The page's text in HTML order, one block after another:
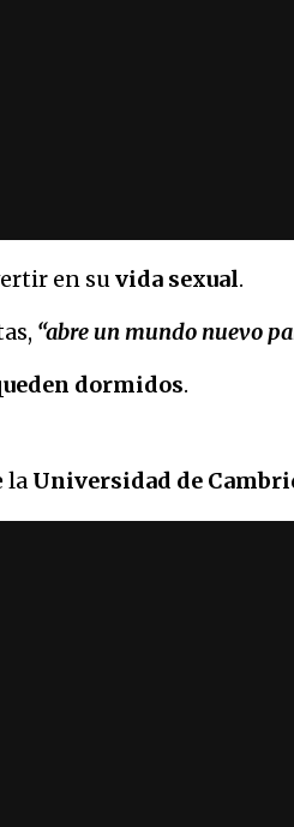
en suvida sexual.
“abre un mundo nuevo
dormidos.
la Universidad de